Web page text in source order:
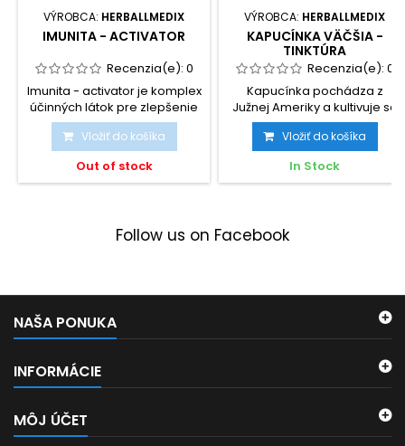
VÝROBCA: HERBALLMEDIX
IMUNITA - ACTIVATOR
Recenzia(e): 0
Imunita - activator je komplex
účinných látok pre zlepšenie
imunity a...
Vložiť do košíka
Out of stock
VÝROBCA: HERBALLMEDIX
KAPUCÍNKA VÄČŠIA -
TINKTÚRA
Recenzia(e): 0
Kapucínka pochádza z
Južnej Ameriky a kultivuje sa
po celom svete na okrasu....
Vložiť do košíka
In Stock
Follow us on Facebook
NAŠA PONUKA
INFORMÁCIE
MÔJ ÚČET